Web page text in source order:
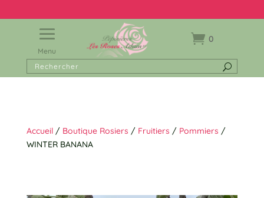
Menu
0
Accueil/ Boutique Rosiers / Fruitiers / Pommiers /
WINTER BANANA